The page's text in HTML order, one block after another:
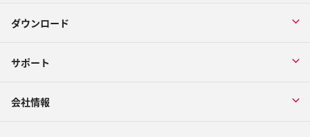
ダウンロード
サポート
会社情報